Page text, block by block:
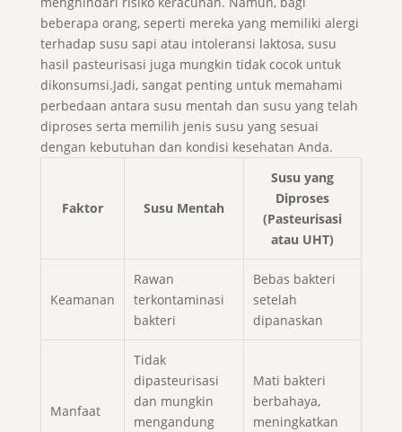
beberapa orang, seperti mereka yang memiliki alergi
terhadap susu sapi atau intoleransi laktosa, susu
hasil pasteurisasi juga mungkin tidak cocok untuk
dikonsumsi.Jadi, sangat penting untuk memahami
perbedaan antara susu mentah dan susu yang telah
diproses serta memilih jenis susu yang sesuai
dengan kebutuhan dan kondisi kesehatan Anda.
Faktor Susu Mentah
Susu yang
Diproses
(Pasteurisasi
atau UHT)
Keamanan
Rawan
terkontaminasi
bakteri
Bebas bakteri
setelah
dipanaskan
Manfaat
Tidak
dipasteurisasi
dan mungkin
mengandung
Mati bakteri
berbahaya,
meningkatkan